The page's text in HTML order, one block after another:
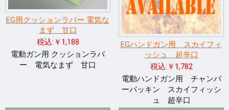
EG用クッションラバー 電気な
まず 甘口
税込:￥1,188
電動ガン用 クッションラバ
ー 電気なまず 甘口
EGハンドガン用 スカイフィ
ッシュ 超辛口
税込:￥1,782
電動ハンドガン用 チャンバ
ーパッキン スカイフィッシ
ュ 超辛口